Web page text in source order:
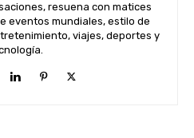
resuena con matices
eventos mundiales, estilo de
viajes, deportes y